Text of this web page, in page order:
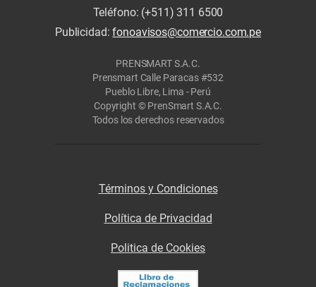
Teléfono: (+511) 311 6500
Publicidad:fonoavisos@comercio.com.pe
PRENSMART S.A.C.
Prensmart Calle Paracas #532
Pueblo Libre, Lima - Perú
Copyright © PrenSmart S.A.C.
Todos los derechos reservados
Términos y Condiciones
Política de Privacidad
Politica de Cookies